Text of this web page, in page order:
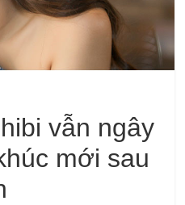
vẫn ngây
mới sau